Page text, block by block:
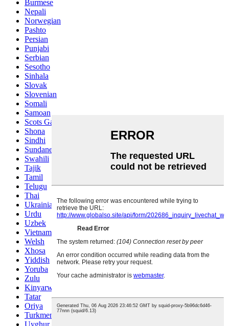
Burmese
Nepali
Norwegian
Pashto
Persian
Punjabi
Serbian
Sesotho
Sinhala
Slovak
Slovenian
Somali
Samoan
Scots Gaelic
Shona
Sindhi
Sundanese
Swahili
Tajik
Tamil
Telugu
Thai
Ukrainian
Urdu
Uzbek
Vietnamese
Welsh
Xhosa
Yiddish
Yoruba
Zulu
Kinyarwanda
Tatar
Oriya
Turkmen
Uyghur